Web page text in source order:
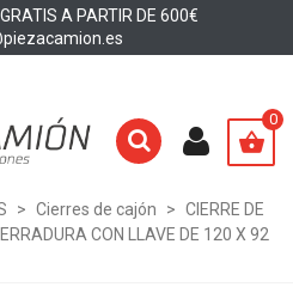
A PARTIR DE 600€
0
> Cierres de cajón > CIERRE DE
CON LLAVE DE 120 X 92